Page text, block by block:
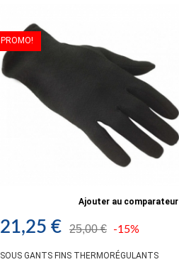
PROMO!
Ajouter au comparateur
21,25 € 25,00 € -15%
SOUS GANTS FINS THERMORÉGULANTS